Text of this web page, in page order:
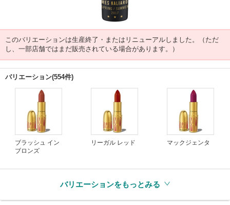
このバリエーションは生産終了・またはリニューアルしました。（ただ
し、一部店舗ではまだ販売されている場合があります。）
バリエーション(554件)
ブラッシュ イン
ブロンズ
リーガル レッド マックジェンタ
バリエーションをもっとみる